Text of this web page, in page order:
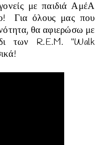
με παιδιά ΑμέΑ
Για όλους μας που
θα αφιερώσω με
των R.E.M. "Walk